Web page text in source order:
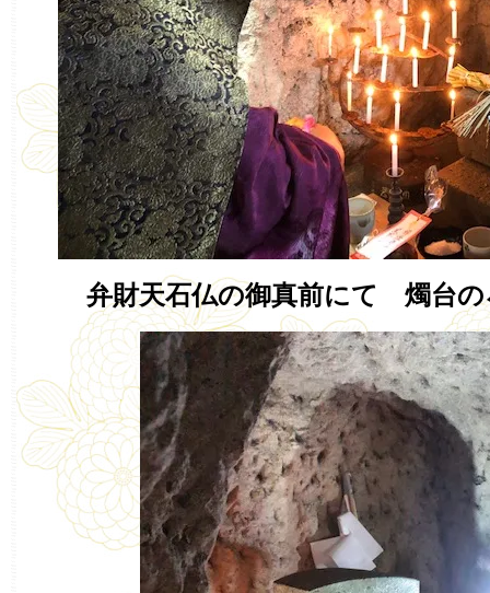
弁財天石仏の御真前にて 燭台